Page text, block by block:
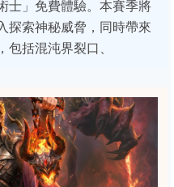
士」免費體驗。本賽季將
探索神秘威脅，同時帶來
括混沌界裂口、